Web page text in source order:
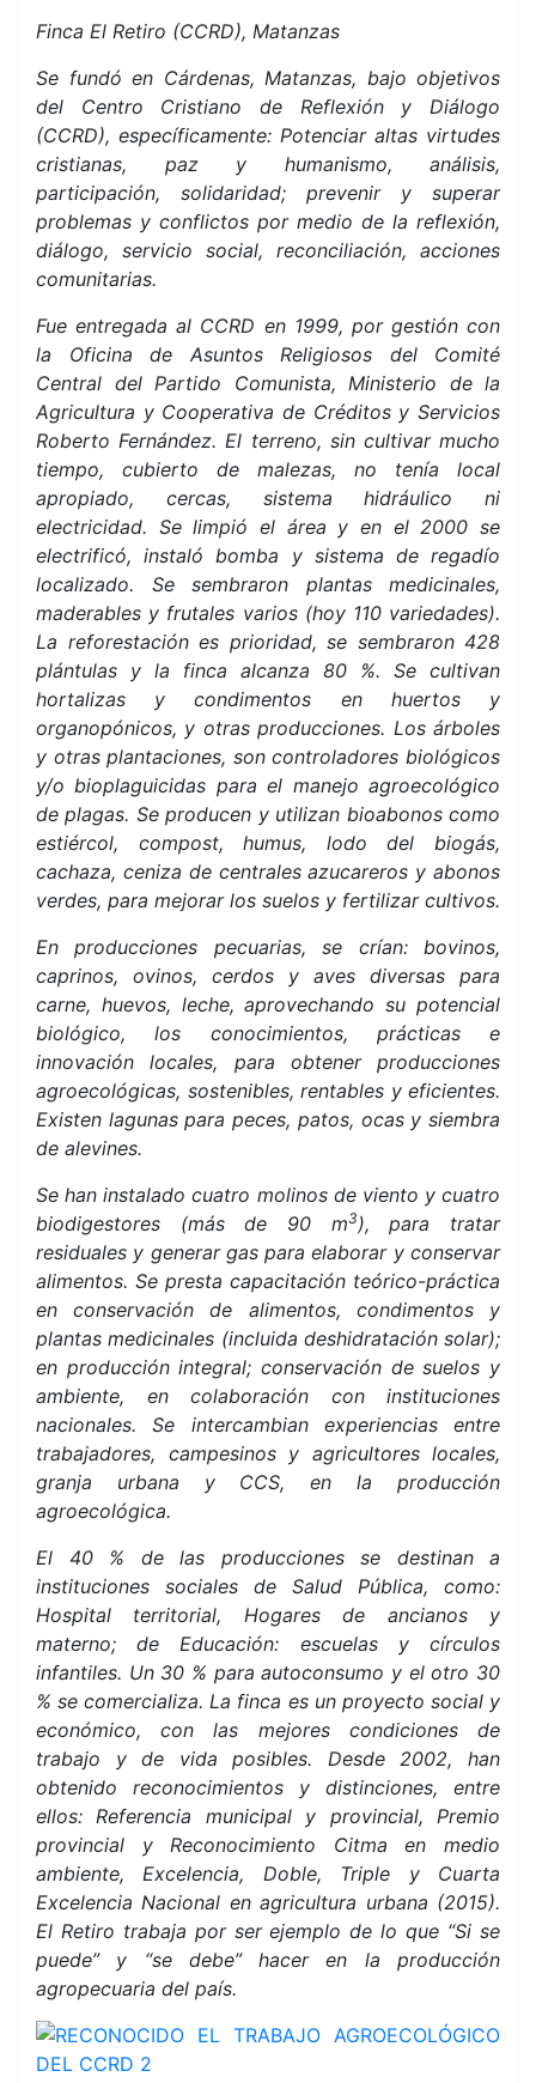
Finca El Retiro (CCRD), Matanzas
Se fundó en Cárdenas, Matanzas, bajo objetivos
del Centro Cristiano de Reflexión y Diálogo
(CCRD), específicamente: Potenciar altas virtudes
cristianas, paz y humanismo, análisis,
participación, solidaridad; prevenir y superar
problemas y conflictos por medio de la reflexión,
diálogo, servicio social, reconciliación, acciones
comunitarias.
Fue entregada al CCRD en 1999, por gestión con
la Oficina de Asuntos Religiosos del Comité
Central del Partido Comunista, Ministerio de la
Agricultura y Cooperativa de Créditos y Servicios
Roberto Fernández. El terreno, sin cultivar mucho
tiempo, cubierto de malezas, no tenía local
apropiado, cercas, sistema hidráulico ni
electricidad. Se limpió el área y en el 2000 se
electrificó, instaló bomba y sistema de regadío
localizado. Se sembraron plantas medicinales,
maderables y frutales varios (hoy 110 variedades).
La reforestación es prioridad, se sembraron 428
plántulas y la finca alcanza 80 %. Se cultivan
hortalizas y condimentos en huertos y
organopónicos, y otras producciones. Los árboles
y otras plantaciones, son controladores biológicos
y/o bioplaguicidas para el manejo agroecológico
de plagas. Se producen y utilizan bioabonos como
estiércol, compost, humus, lodo del biogás,
cachaza, ceniza de centrales azucareros y abonos
verdes, para mejorar los suelos y fertilizar cultivos.
En producciones pecuarias, se crían: bovinos,
caprinos, ovinos, cerdos y aves diversas para
carne, huevos, leche, aprovechando su potencial
biológico, los conocimientos, prácticas e
innovación locales, para obtener producciones
agroecológicas, sostenibles, rentables y eficientes.
Existen lagunas para peces, patos, ocas y siembra
de alevines.
Se han instalado cuatro molinos de viento y cuatro
biodigestores (más de 90 m3), para tratar
residuales y generar gas para elaborar y conservar
alimentos. Se presta capacitación teórico-práctica
en conservación de alimentos, condimentos y
plantas medicinales (incluida deshidratación solar);
en producción integral; conservación de suelos y
ambiente, en colaboración con instituciones
nacionales. Se intercambian experiencias entre
trabajadores, campesinos y agricultores locales,
granja urbana y CCS, en la producción
agroecológica.
El 40 % de las producciones se destinan a
instituciones sociales de Salud Pública, como:
Hospital territorial, Hogares de ancianos y
materno; de Educación: escuelas y círculos
infantiles. Un 30 % para autoconsumo y el otro 30
% se comercializa. La finca es un proyecto social y
económico, con las mejores condiciones de
trabajo y de vida posibles. Desde 2002, han
obtenido reconocimientos y distinciones, entre
ellos: Referencia municipal y provincial, Premio
provincial y Reconocimiento Citma en medio
ambiente, Excelencia, Doble, Triple y Cuarta
Excelencia Nacional en agricultura urbana (2015).
El Retiro trabaja por ser ejemplo de lo que “Si se
puede” y “se debe” hacer en la producción
agropecuaria del país.